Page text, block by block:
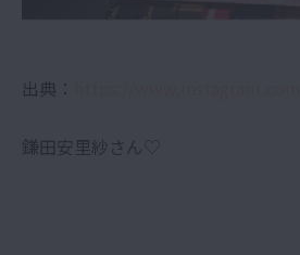
出典：
鎌田安里紗さん♡